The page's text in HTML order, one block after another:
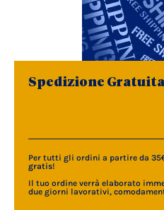
Spedizione Gratuita
Per tutti gli ordini a partire da
gratis!
Il tuo ordine verrà elaborato
due giorni lavorativi,